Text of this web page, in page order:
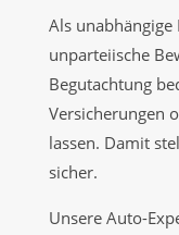
Als
unparteiische
Begutachtung
Versicherungen
lassen. Damit
sicher.
Unsere Auto-